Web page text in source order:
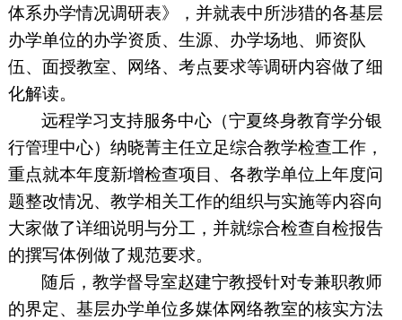
体系办学情况调研表》，并就表中所涉猎的各基层
办学单位的办学资质、生源、办学场地、师资队
伍、面授教室、网络、考点要求等调研内容做了细
化解读。
远程学习支持服务中心（宁夏终身教育学分银
行管理中心）纳晓菁主任立足综合教学检查工作，
重点就本年度新增检查项目、各教学单位上年度问
题整改情况、教学相关工作的组织与实施等内容向
大家做了详细说明与分工，并就综合检查自检报告
的撰写体例做了规范要求。
随后，教学督导室赵建宁教授针对专兼职教师
的界定、基层办学单位多媒体网络教室的核实方法